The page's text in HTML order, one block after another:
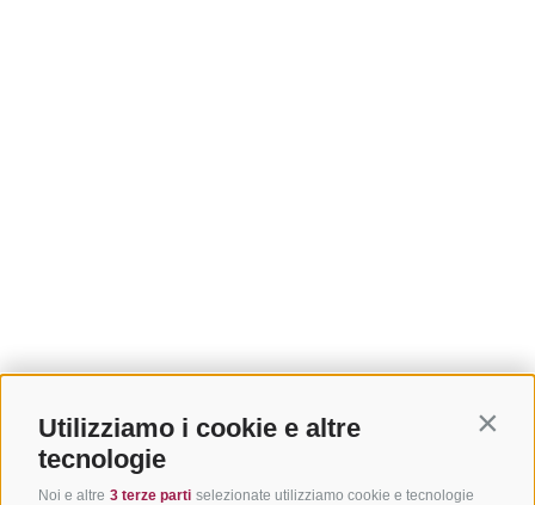
Utilizziamo i cookie e altre
tecnologie
Noi e altre 3 terze parti selezionate utilizziamo cookie e tecnologie